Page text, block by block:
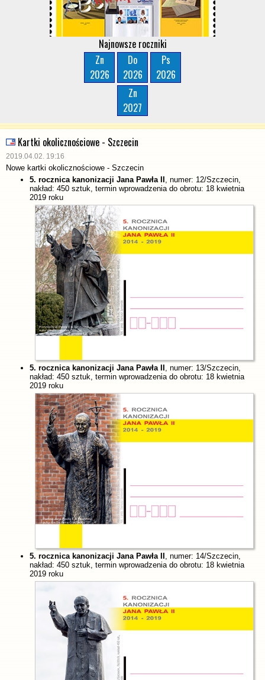
Najnowsze roczniki
Zn
2026
Do
2026
Ps
2026
Zn
2027
Kartki okolicznościowe - Szczecin
2019.04.02. 19:16
Nowe kartki okolicznościowe - Szczecin
5. rocznica kanonizacji Jana Pawła II , numer: 12/Szczecin,
nakład: 450 sztuk, termin wprowadzenia do obrotu: 18 kwietnia
2019 roku
5. rocznica kanonizacji Jana Pawła II
, numer: 13/Szczecin,
nakład: 450 sztuk, termin wprowadzenia do obrotu: 18 kwietnia
2019 roku
5. rocznica kanonizacji Jana Pawła II
, numer: 14/Szczecin,
nakład: 450 sztuk, termin wprowadzenia do obrotu: 18 kwietnia
2019 roku